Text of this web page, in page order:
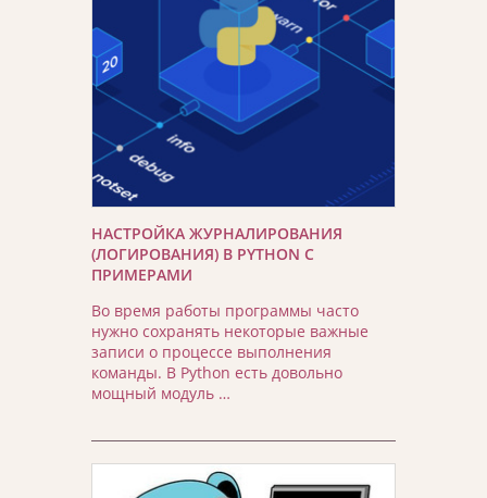
НАСТРОЙКА ЖУРНАЛИРОВАНИЯ
(ЛОГИРОВАНИЯ) В PYTHON С
ПРИМЕРАМИ
Во время работы программы часто
нужно сохранять некоторые важные
записи о процессе выполнения
команды. В Python есть довольно
мощный модуль …